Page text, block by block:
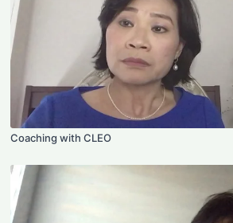
Coaching with CLEO